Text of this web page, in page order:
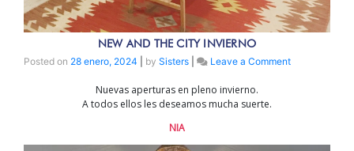
NEW AND THE CITY INVIERNO
Posted on 28 enero, 2024 by Sisters Leave a Commenton
Nuevas aperturas en pleno invierno.
A todos ellos les deseamos mucha suerte.
NIA